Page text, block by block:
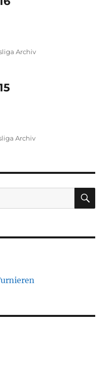
Archiv
Archiv